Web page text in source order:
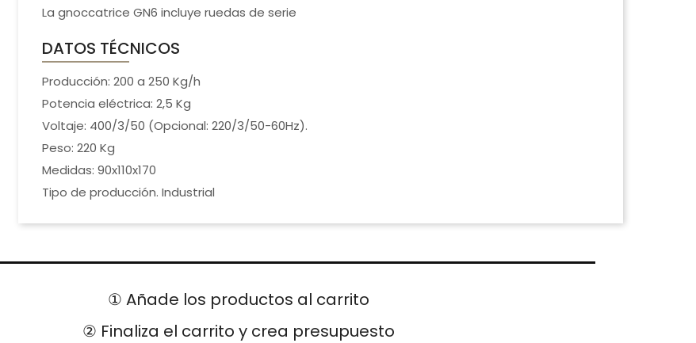
La gnoccatrice GN6 incluye ruedas de serie
DATOS TÉCNICOS
Producción: 200 a 250 Kg/h
Potencia eléctrica: 2,5 Kg
Voltaje: 400/3/50 (Opcional: 220/3/50-60Hz).
Peso: 220 Kg
Medidas: 90x110x170
Tipo de producción. Industrial
① Añade los productos al carrito
② Finaliza el carrito y crea presupuesto